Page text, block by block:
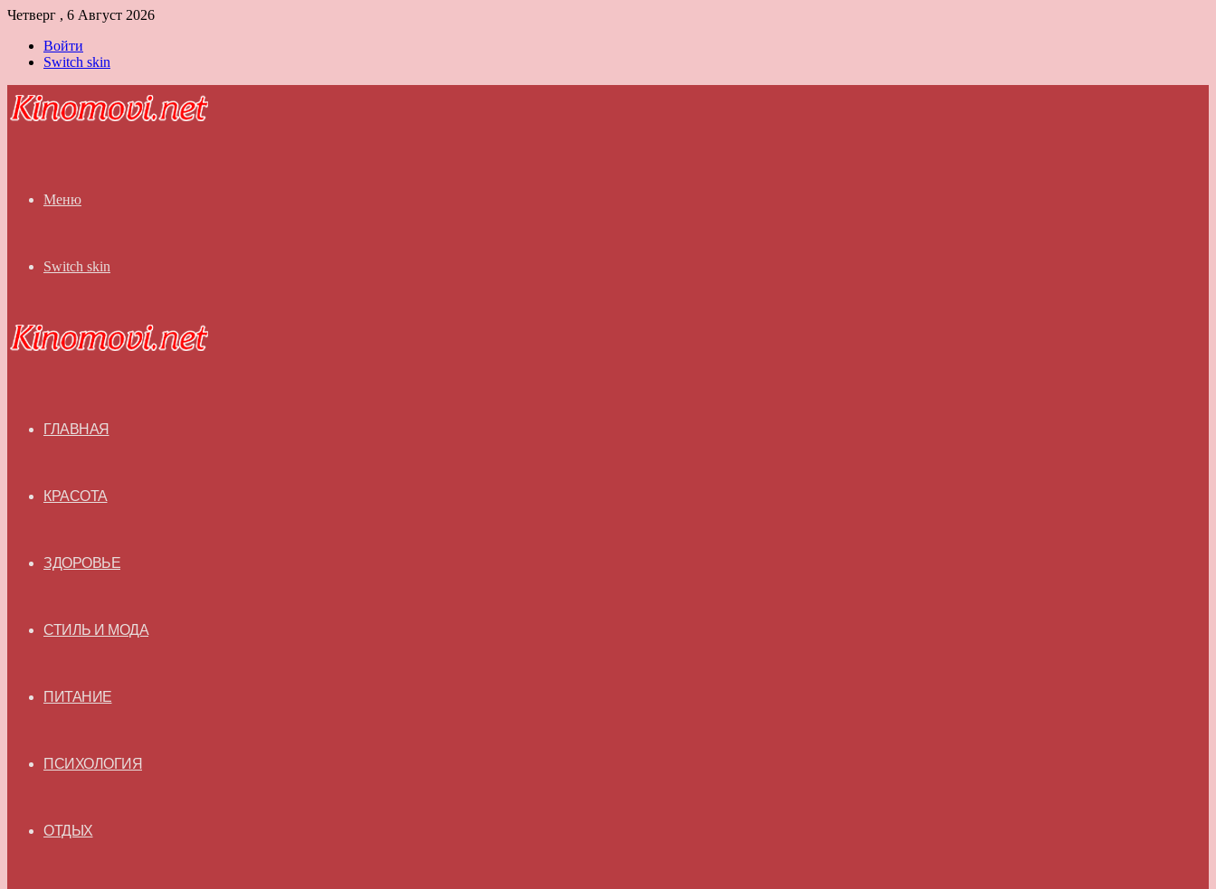
Четверг , 6 Август 2026
Войти
Switch skin
Меню
Switch skin
ГЛАВНАЯ
КРАСОТА
ЗДОРОВЬЕ
СТИЛЬ И МОДА
ПИТАНИЕ
ПСИХОЛОГИЯ
ОТДЫХ